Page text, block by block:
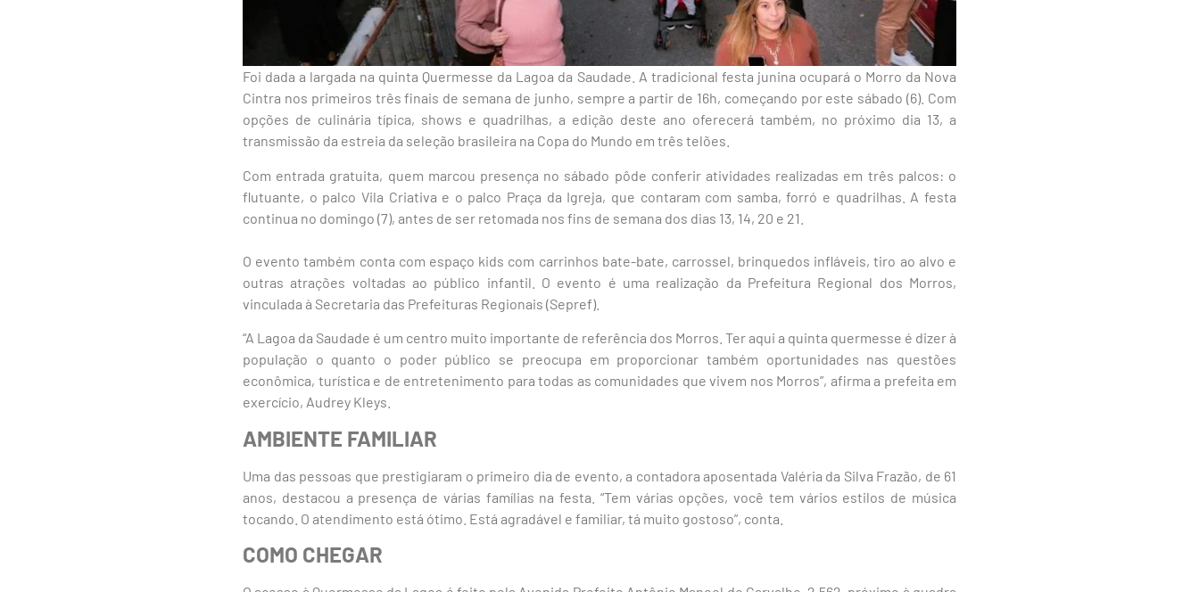
Foi dada a largada na quinta Quermesse da Lagoa da Saudade. A tradicional festa junina ocupará o Morro da Nova
Cintra nos primeiros três finais de semana de junho, sempre a partir de 16h, começando por este sábado (6). Com
opções de culinária típica, shows e quadrilhas, a edição deste ano oferecerá também, no próximo dia 13, a
transmissão da estreia da seleção brasileira na Copa do Mundo em três telões.
Com entrada gratuita, quem marcou presença no sábado pôde conferir atividades realizadas em três palcos: o
flutuante, o palco Vila Criativa e o palco Praça da Igreja, que contaram com samba, forró e quadrilhas. A festa
continua no domingo (7), antes de ser retomada nos fins de semana dos dias 13, 14, 20 e 21.
O evento também conta com espaço kids com carrinhos bate-bate, carrossel, brinquedos infláveis, tiro ao alvo e
outras atrações voltadas ao público infantil. O evento é uma realização da Prefeitura Regional dos Morros,
vinculada à Secretaria das Prefeituras Regionais (Sepref).
“A Lagoa da Saudade é um centro muito importante de referência dos Morros. Ter aqui a quinta quermesse é dizer à
população o quanto o poder público se preocupa em proporcionar também oportunidades nas questões
econômica, turística e de entretenimento para todas as comunidades que vivem nos Morros”, afirma a prefeita em
exercício, Audrey Kleys.
AMBIENTE FAMILIAR
Uma das pessoas que prestigiaram o primeiro dia de evento, a contadora aposentada Valéria da Silva Frazão, de 61
anos, destacou a presença de várias famílias na festa. “Tem várias opções, você tem vários estilos de música
tocando. O atendimento está ótimo. Está agradável e familiar, tá muito gostoso”, conta.
COMO CHEGAR